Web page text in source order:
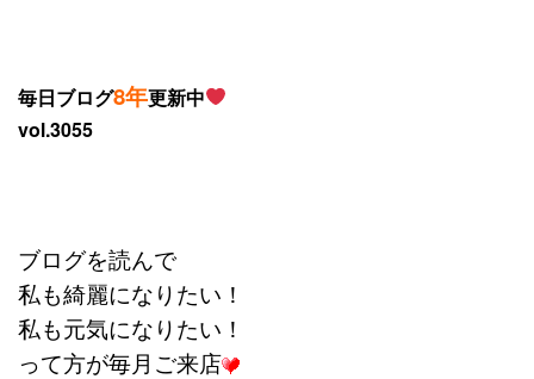
毎日ブログ8年更新中
vol.3055
ブログを読んで
私も綺麗になりたい！
私も元気になりたい！
って方が毎月ご来店